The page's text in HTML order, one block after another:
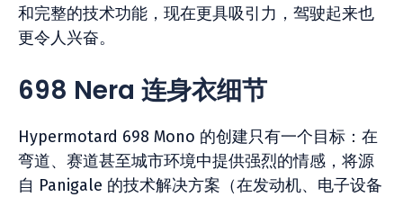
和完整的技术功能，现在更具吸引力，驾驶起来也
更令人兴奋。
698 Nera 连身衣细节
Hypermotard 698 Mono 的创建只有一个目标：在
弯道、赛道甚至城市环境中提供强烈的情感，将源
自 Panigale 的技术解决方案（在发动机、电子设备